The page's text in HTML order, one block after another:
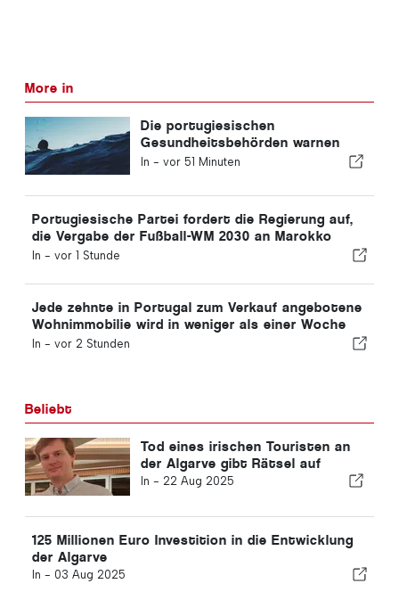
More in
Die portugiesischen
Gesundheitsbehörden warnen
vor den Gefahren des Ertrinkens
In - vor 51 Minuten
Portugiesische Partei fordert die Regierung auf,
die Vergabe der Fußball-WM 2030 an Marokko
aufgrund der Ceuta-Krise zu überdenken
In - vor 1 Stunde
Jede zehnte in Portugal zum Verkauf angebotene
Wohnimmobilie wird in weniger als einer Woche
verkauft.
In - vor 2 Stunden
Beliebt
Tod eines irischen Touristen an
der Algarve gibt Rätsel auf
In - 22 Aug 2025
125 Millionen Euro Investition in die Entwicklung
der Algarve
In - 03 Aug 2025